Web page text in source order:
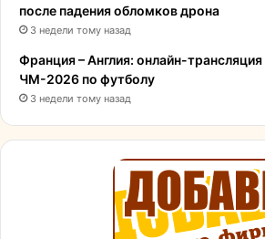
после падения обломков дрона
3 недели тому назад
Франция – Англия: онлайн-
ЧМ-2026 по футболу
3 недели тому назад